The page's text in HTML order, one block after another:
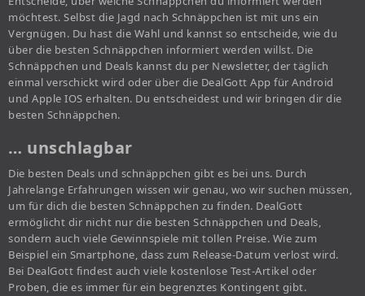
möchtest. Selbst die Jagd nach Schnäppchen ist mit uns ein
Vergnügen. Du hast die Wahl und kannst so entscheide, wie du
über die besten Schnäppchen informiert werden willst. Die
Schnäppchen und Deals kannst du per Newsletter, der täglich
einmal verschickt wird oder über die DealGott App für Android
und Apple IOS erhalten. Du entscheidest und wir bringen dir die
besten Schnäppchen.
… unschlagbar
Die besten Deals und schnäppchen gibt es bei uns. Durch
Jahrelange Erfahrungen wissen wir genau, wo wir suchen müssen,
um für dich die besten Schnäppchen zu finden. DealGott
ermöglicht dir nicht nur die besten Schnäppchen und Deals,
sondern auch viele Gewinnspiele mit tollen Preise. Wie zum
Beispiel ein Smartphone, dass zum Release-Datum verlost wird.
Bei DealGott findest auch viele kostenlose Test-Artikel oder
Proben, die es immer für ein begrenztes Kontingent gibt.